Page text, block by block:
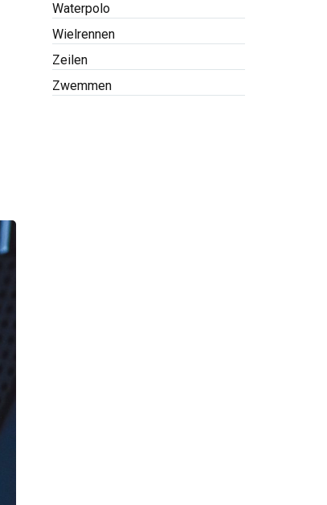
Waterpolo
Wielrennen
Zeilen
Zwemmen